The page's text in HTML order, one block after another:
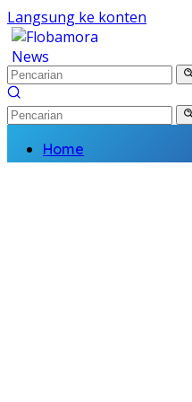
Langsung ke konten
Home